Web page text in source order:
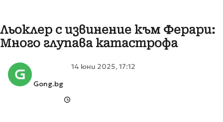
Льоклер с извинение към Ферари:
Много глупава катастрофа
Gong.bg
14 юни 2025, 17:12